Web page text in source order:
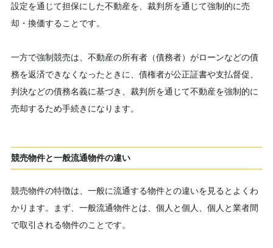
設定を通じて担保にした不動産を、裁判所を通じて強制的に売
却・換価することです。
一方で強制競売は、不動産の所有者（債務者）がローンなどの債
務を返済できなくなったときに、債権者が公正証書や支払督促、
判決などの債務名義に基づき、裁判所を通じて不動産を強制的に
売却するため手続きになります。
競売物件と一般流通物件の違い
競売物件の特徴は、一般に流通する物件との違いを見るとよくわ
かります。まず、一般流通物件とは、個人と個人、個人と業者間
で取引される物件のことです。